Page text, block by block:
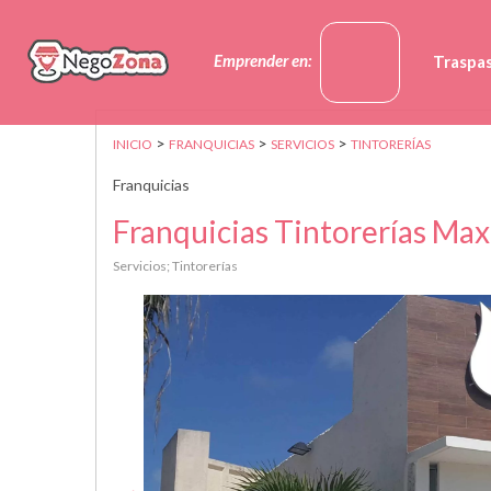
Emprender en:
INICIO > FRANQUICIAS > SERVICIOS > TINTORERÍAS
Franquicias
Franquicias Tintorerías
Servicios; Tintorerías